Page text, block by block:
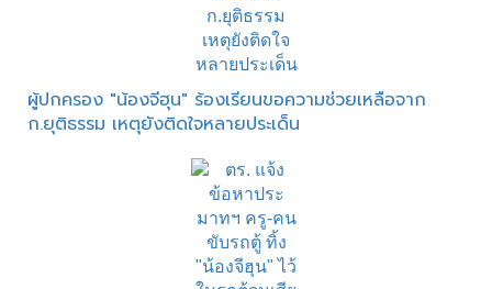
ผู้ปกครอง "น้องจีฮุน" ร้องเรียนขอความช่วยเหลือจาก
ก.ยุติธรรม เหตุยังติดใจหลายประเด็น